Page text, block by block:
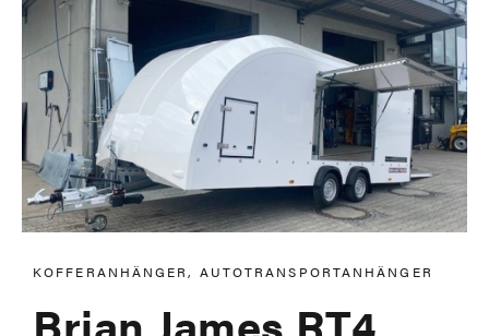
KOFFERANHÄNGER, AUTOTRANSPORTANHÄNGER